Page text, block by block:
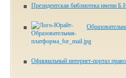
Президентская библиотека имени
Официальный интернет-портал